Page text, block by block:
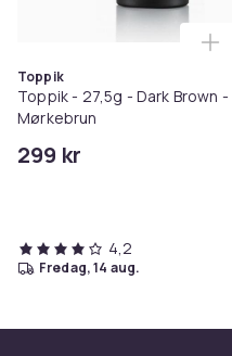
Toppik
Toppik - 27,5g - Dark Brown -
Mørkebrun
299 kr
4,2
fredag, 14 aug.